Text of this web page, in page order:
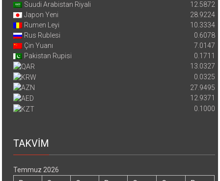
Suudi Arabistan Riyali
12.5872
Japon Yeni
28.9224
Rumen Leyi
10.3334
Rus Rublesi
0.6078
Çin Yuanı
7.0147
Pakistan Rupisi
0.1711
13.0327
0.0325
27.9495
12.9371
0.1000
TAKVİM
Temmuz 2026